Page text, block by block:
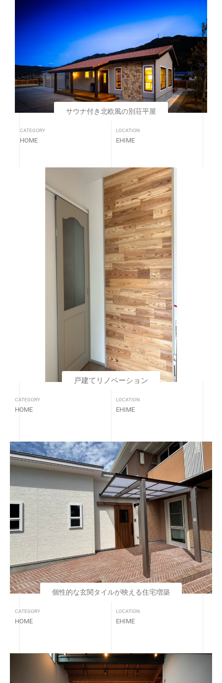
サウナ付き北欧風の別荘平屋
CATEGORY
HOME
LOCATION
EHIME
戸建てリノベーション
CATEGORY
HOME
LOCATION
EHIME
個性的な玄関タイルが映える住宅増築
CATEGORY
HOME
LOCATION
EHIME